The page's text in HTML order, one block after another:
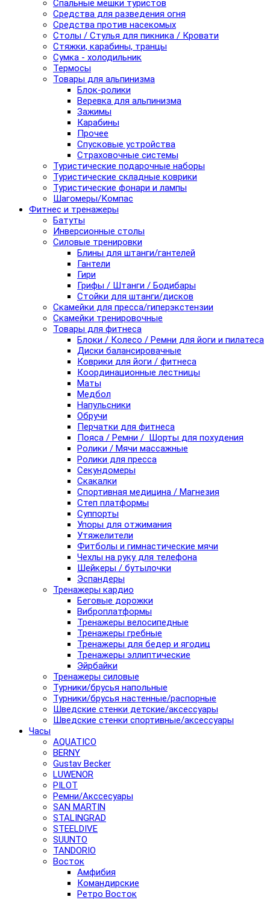
Спальные мешки туристов
Средства для разведения огня
Средства против насекомых
Столы / Стулья для пикника / Кровати
Стяжки, карабины, транцы
Сумка - холодильник
Термосы
Товары для альпинизма
Блок-ролики
Веревка для альпинизма
Зажимы
Карабины
Прочее
Спусковые устройства
Страховочные системы
Туристические подарочные наборы
Туристические складные коврики
Туристические фонари и лампы
Шагомеры/Компас
Фитнес и тренажеры
Батуты
Инверсионные столы
Силовые тренировки
Блины для штанги/гантелей
Гантели
Гири
Грифы / Штанги / Бодибары
Стойки для штанги/дисков
Скамейки для пресса/гиперэкстензии
Скамейки тренировочные
Товары для фитнеса
Блоки / Колесо / Ремни для йоги и пилатеса
Диски балансировачные
Коврики для йоги / фитнеса
Координационные лестницы
Маты
Медбол
Напульсники
Обручи
Перчатки для фитнеса
Пояса / Ремни / Шорты для похудения
Ролики / Мячи массажные
Ролики для пресса
Секундомеры
Скакалки
Спортивная медицина / Магнезия
Степ платформы
Суппорты
Упоры для отжимания
Утяжелители
Фитболы и гимнастические мячи
Чехлы на руку для телефона
Шейкеры / бутылочки
Эспандеры
Тренажеры кардио
Беговые дорожки
Виброплатформы
Тренажеры велосипедные
Тренажеры гребные
Тренажеры для бедер и ягодиц
Тренажеры эллиптические
Эйрбайки
Тренажеры силовые
Турники/брусья напольные
Турники/брусья настенные/распорные
Шведские стенки детские/аксессуары
Шведские стенки спортивные/аксессуары
Часы
AQUATICO
BERNY
Gustav Becker
LUWENOR
PILOT
Pемни/Акссесуары
SAN MARTIN
STALINGRAD
STEELDIVE
SUUNTO
TANDORIO
Восток
Амфибия
Командирские
Ретро Восток